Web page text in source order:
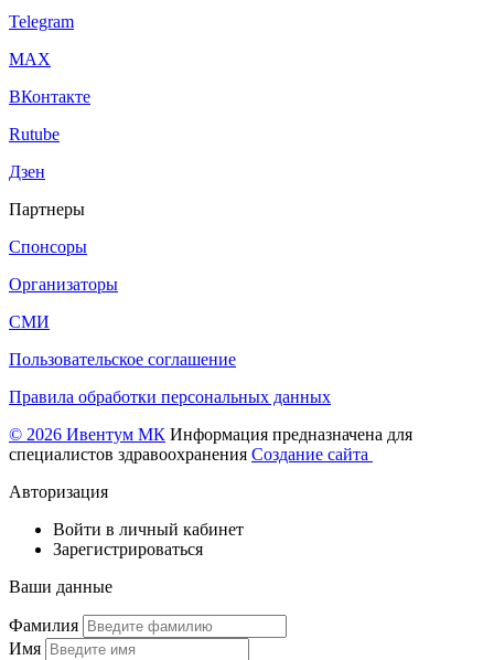
Telegram
МАХ
ВКонтакте
Rutube
Дзен
Партнеры
Спонсоры
Организаторы
СМИ
Пользовательское соглашение
Правила обработки персональных данных
© 2026 Ивентум МК Информация предназначена для
специалистов здравоохранения Создание сайта
Авторизация
Войти в личный кабинет
Зарегистрироваться
Ваши данные
Фамилия
Имя